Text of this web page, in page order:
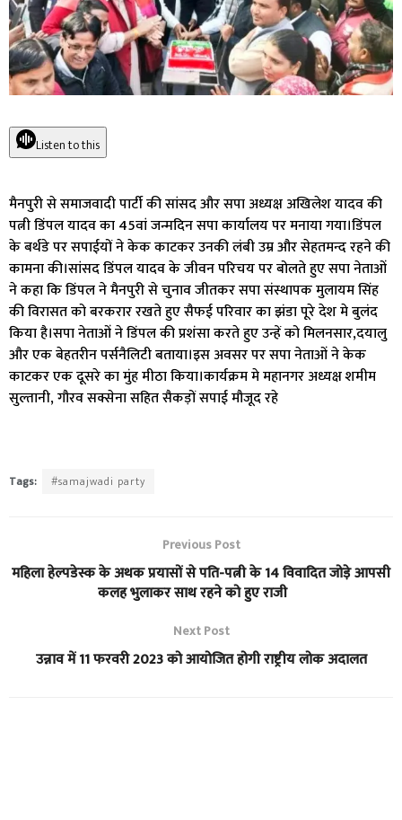
Listen to this
मैनपुरी से समाजवादी पार्टी की सांसद और सपा अध्यक्ष अखिलेश यादव की
पत्नी डिंपल यादव का 45वां जन्मदिन सपा कार्यालय पर मनाया गया।डिंपल
के बर्थडे पर सपाईयों ने केक काटकर उनकी लंबी उम्र और सेहतमन्द रहने की
कामना की।सांसद डिंपल यादव के जीवन परिचय पर बोलते हुए सपा नेताओं
ने कहा कि डिंपल ने मैनपुरी से चुनाव जीतकर सपा संस्थापक मुलायम सिंह
की विरासत को बरकरार रखते हुए सैफई परिवार का झंडा पूरे देश मे बुलंद
किया है।सपा नेताओं ने डिंपल की प्रशंसा करते हुए उन्हें को मिलनसार,दयालु
और एक बेहतरीन पर्सनैलिटी बताया।इस अवसर पर सपा नेताओं ने केक
काटकर एक दूसरे का मुंह मीठा किया।कार्यक्रम मे महानगर अध्यक्ष शमीम
सुल्तानी, गौरव सक्सेना सहित सैकड़ों सपाई मौजूद रहे
Tags: #samajwadi party
Previous Post
महिला हेल्पडेस्क के अथक प्रयासों से पति-पत्नी के 14 विवादित जोड़े आपसी
कलह भुलाकर साथ रहने को हुए राजी
Next Post
उन्नाव में 11 फरवरी 2023 को आयोजित होगी राष्ट्रीय लोक अदालत